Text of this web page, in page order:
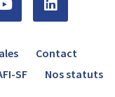
Contact
SF Nos statuts